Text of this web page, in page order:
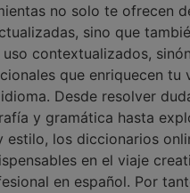
no solo te ofrecen
sino que
contextualizados,
que enriquecen tu
Desde resolver
y gramática hasta
estilo, los diccionarios
en el viaje
en español. Por